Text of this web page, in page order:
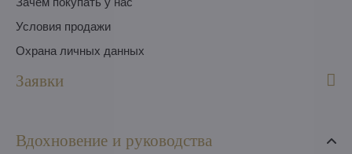
Условия продажи
Охрана личных данных
Заявки
Вдохновение и руководства